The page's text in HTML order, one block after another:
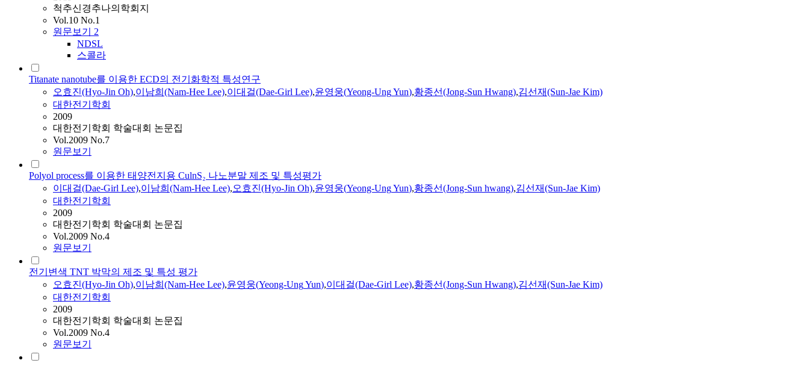
척추신경추나의학회지
Vol.10 No.1
원문보기 2
NDSL
스콜라
Titanate nanotube를 이용한 ECD의 전기화학적 특성연구
오효진(Hyo-Jin Oh),이남희(Nam-Hee Lee),이대걸(Dae-Girl Lee),윤영웅(Yeong-UngYun),황종선(Jong-Sun Hwang),김선재(Sun-Jae Kim)
대한전기학회
2009
대한전기학회 학술대회 논문집
Vol.2009 No.7
원문보기
Polyol process를 이용한 태양전지용 CulnS₂ 나노분말 제조 및 특성평가
이대걸(Dae-Girl Lee),이남희(Nam-Hee Lee),오효진(Hyo-Jin Oh),윤영웅(Yeong-UngYun),황종선(Jong-Sun hwang),김선재(Sun-Jae Kim)
대한전기학회
2009
대한전기학회 학술대회 논문집
Vol.2009 No.4
원문보기
전기변색 TNT 박막의 제조 및 특성 평가
오효진(Hyo-Jin Oh),이남희(Nam-Hee Lee),윤영웅(Yeong-UngYun),이대걸(Dae-Girl Lee),황종선(Jong-Sun Hwang),김선재(Sun-Jae Kim)
대한전기학회
2009
대한전기학회 학술대회 논문집
Vol.2009 No.4
원문보기